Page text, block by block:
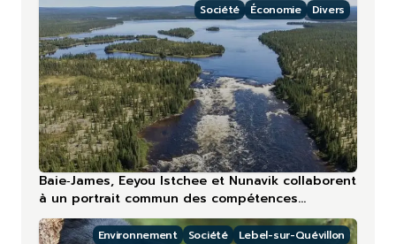
Société Économie Divers
Baie‑James, Eeyou Istchee et Nunavik collaborent
à un portrait commun des compétences
touristiques
Environnement Société Lebel-sur-Quévillon